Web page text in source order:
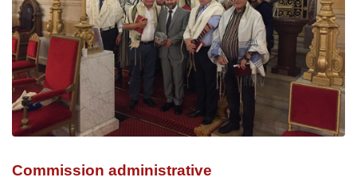
Commission administrative